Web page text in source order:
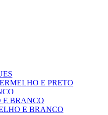
E PRETO
E BRANCO
E BRANCO